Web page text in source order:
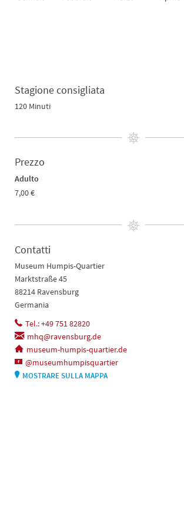
Stagione consigliata
120 Minuti
Prezzo
Adulto
7,00 €
Contatti
Museum Humpis-Quartier
Marktstraße 45
88214 Ravensburg
Germania
Tel.: +49 751 82820
mhq@ravensburg.de
museum-humpis-quartier.de
@museumhumpisquartier
MOSTRARE SULLA MAPPA